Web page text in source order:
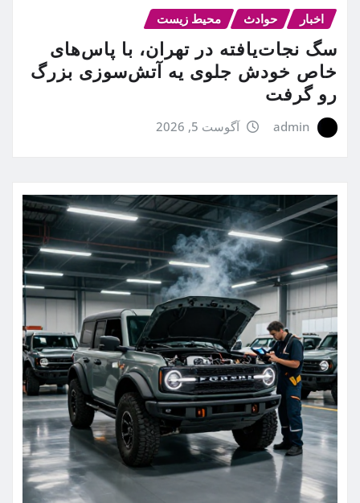
اخبار حوادث محیط زیست
سگ نجات‌یافته در تهران، با پاس‌های
خاص خودش جلوی یه آتش‌سوزی بزرگ
رو گرفت
admin آگوست 5, 2026